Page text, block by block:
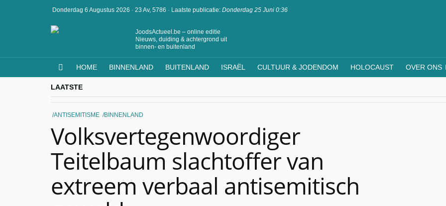
Donderdag 6 Augustus 2026 · 23 Av, 5786 · Laatste publicatie: Donderdag 25 Juni 0:36
JoodsActueel.be – online editie
Nieuws, duiding & achtergrond uit
binnen- en buitenland
HOME BINNENLAND BUITENLAND ISRAËL CULTUUR & JODENDOM HOLOCAUST OVER ONS
LAATSTE
ANTISEMITISME BINNENLAND
Volksvertegenwoordiger
Teitelbaum slachtoffer van
extreem verbaal antisemitisch